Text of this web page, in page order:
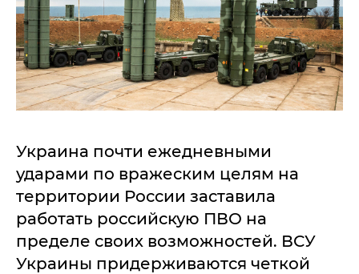
Украина почти ежедневными
ударами по вражеским целям на
территории России заставила
работать российскую ПВО на
пределе своих возможностей. ВСУ
Украины придерживаются четкой